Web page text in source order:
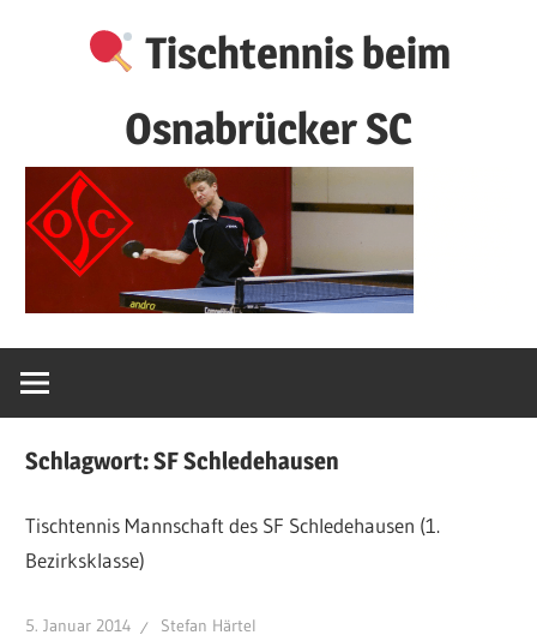
Tischtennis beim
Osnabrücker SC
Schlagwort:SF Schledehausen
Tischtennis Mannschaft des SF Schledehausen (1.
Bezirksklasse)
5. Januar 2014 Stefan Härtel